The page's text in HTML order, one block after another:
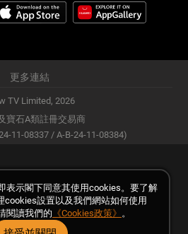
更多連結
TV Limited, 2026
寶石A類註冊交易商
11-08337 / A-B-24-11-08384)
表示閣下同意其使用cookies。要了解
cookies設置以及我們網站如何使用
閱讀我們的 《Cookies政策》 。